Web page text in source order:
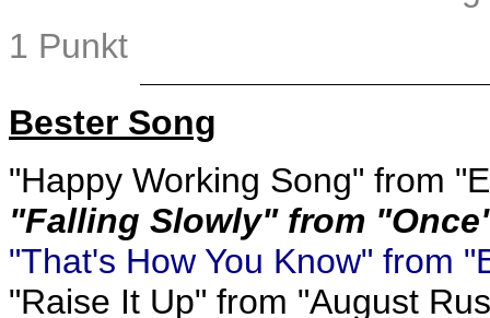
1 Punkt
Bester Song
"Happy Working Song" from
"Falling Slowly" from
"That's How You Know" from
"Raise It Up" from "August